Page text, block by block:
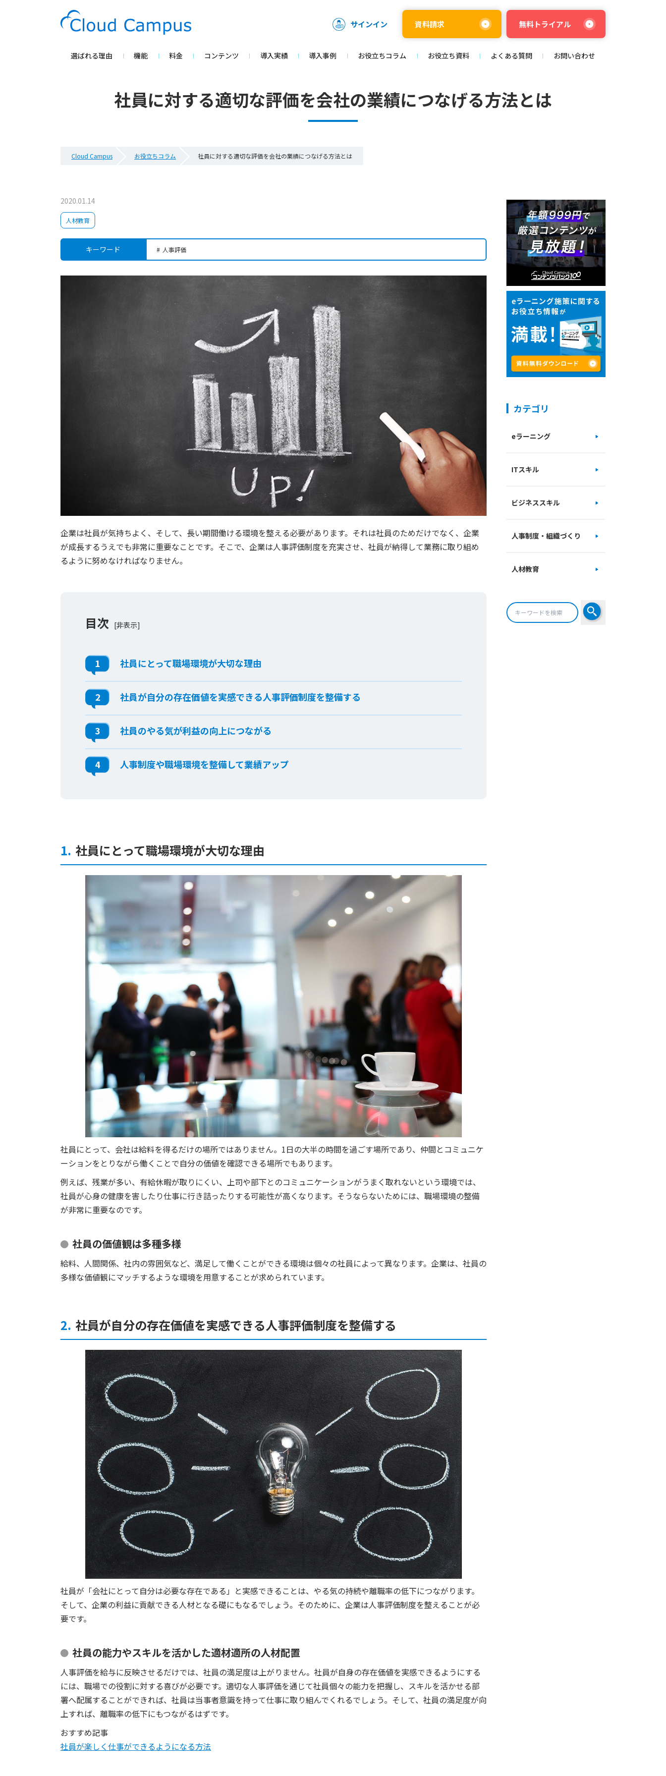
サインイン 資料請求 無料トライアル
選ばれる理由 機能 料金 コンテンツ 導入実績 導入事例 お役立ちコラム お役立ち資料 よくある質問 お問い合わせ
社員に対する適切な評価を会社の業績につなげる方法とは
Cloud Campus お役立ちコラム 社員に対する適切な評価を会社の業績につなげる方法とは
2020.01.14
人材教育
キーワード 人事評価
企業は社員が気持ちよく、そして、長い期間働ける環境を整える必要があります。それは社員のためだけでなく、企業
が成長するうえでも非常に重要なことです。そこで、企業は人事評価制度を充実させ、社員が納得して業務に取り組め
るように努めなければなりません。
目次 [非表示]
1 社員にとって職場環境が大切な理由
2 社員が自分の存在価値を実感できる人事評価制度を整備する
3 社員のやる気が利益の向上につながる
4 人事制度や職場環境を整備して業績アップ
1. 社員にとって職場環境が大切な理由
社員にとって、会社は給料を得るだけの場所ではありません。1日の大半の時間を過ごす場所であり、仲間とコミュニケ
ーションをとりながら働くことで自分の価値を確認できる場所でもあります。
例えば、残業が多い、有給休暇が取りにくい、上司や部下とのコミュニケーションがうまく取れないという環境では、
社員が心身の健康を害したり仕事に行き詰ったりする可能性が高くなります。そうならないためには、職場環境の整備
が非常に重要なのです。
社員の価値観は多種多様
給料、人間関係、社内の雰囲気など、満足して働くことができる環境は個々の社員によって異なります。企業は、社員の
多様な価値観にマッチするような環境を用意することが求められています。
2. 社員が自分の存在価値を実感できる人事評価制度を整備する
社員が「会社にとって自分は必要な存在である」と実感できることは、やる気の持続や離職率の低下につながります。
そして、企業の利益に貢献できる人材となる礎にもなるでしょう。そのために、企業は人事評価制度を整えることが必
要です。
社員の能力やスキルを活かした適材適所の人材配置
人事評価を給与に反映させるだけでは、社員の満足度は上がりません。社員が自身の存在価値を実感できるようにする
には、職場での役割に対する喜びが必要です。適切な人事評価を通じて社員個々の能力を把握し、スキルを活かせる部
署へ配属することができれば、社員は当事者意識を持って仕事に取り組んでくれるでしょう。そして、社員の満足度が向
上すれば、離職率の低下にもつながるはずです。
おすすめ記事
社員が楽しく仕事ができるようになる方法
カテゴリ
eラーニング
ITスキル
ビジネススキル
人事制度・組織づくり
人材教育